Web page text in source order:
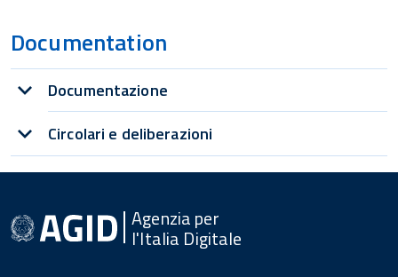
Documentation
Documentazione
Circolari e deliberazioni
Agenzia per
l'Italia Digitale